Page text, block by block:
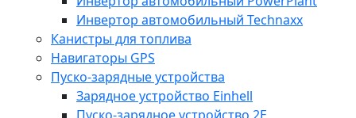
Инвертор автомобильный Technaxx
Канистры для топлива
Навигаторы GPS
Пуско-зарядные устройства
Зарядное устройство Einhell